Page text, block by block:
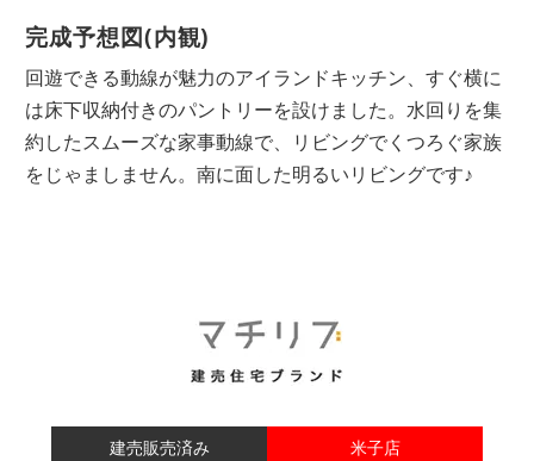
完成予想図(内観)
回遊できる動線が魅力のアイランドキッチン、すぐ横に
は床下収納付きのパントリーを設けました。水回りを集
約したスムーズな家事動線で、リビングでくつろぐ家族
をじゃましません。南に面した明るいリビングです♪
建売販売済み 米子店